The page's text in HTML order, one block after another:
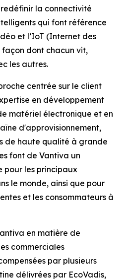
la connectivité
qui font référence
et l’IoT (Internet des
dont chacun vit,
les autres.
centrée sur le client
en développement
matériel électronique et en
d'approvisionnement,
de haute qualité à grande
font de Vantiva un
pour les principaux
le monde, ainsi que pour
et les consommateurs à
en matière de
commerciales
par plusieurs
délivrées par EcoVadis,